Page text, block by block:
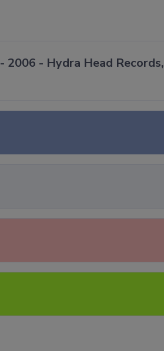
2006 - Hydra Head Records,